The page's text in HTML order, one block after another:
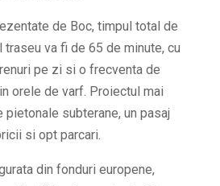
de Boc, timpul total de
va fi de 65 de minute, cu
pe zi si o frecventa de
orele de varf. Proiectul mai
pietonale subterane, un pasaj
si opt parcari.
din fonduri europene,